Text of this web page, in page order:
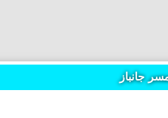
چهارمحال و بختیاری
جانباز